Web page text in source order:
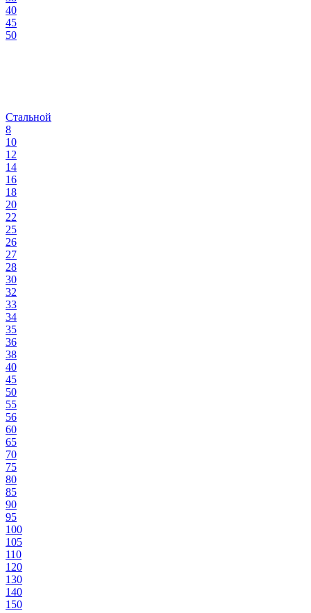
40
45
50
Стальной
8
10
12
14
16
18
20
22
25
26
27
28
30
32
33
34
35
36
38
40
45
50
55
56
60
65
70
75
80
85
90
95
100
105
110
120
130
140
150